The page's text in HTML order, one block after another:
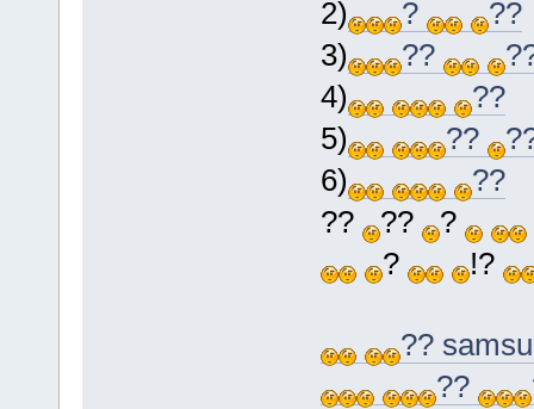
2)
?
??
3)
??
4)
??
5)
??
6)
??
??
?? ?
?
!?
??
??